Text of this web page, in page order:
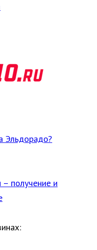
Эльдорадо?
получение и